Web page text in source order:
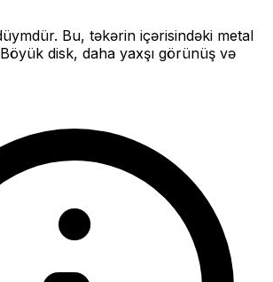
Bu, təkərin içərisindəki metal
Böyük disk, daha yaxşı görünüş və